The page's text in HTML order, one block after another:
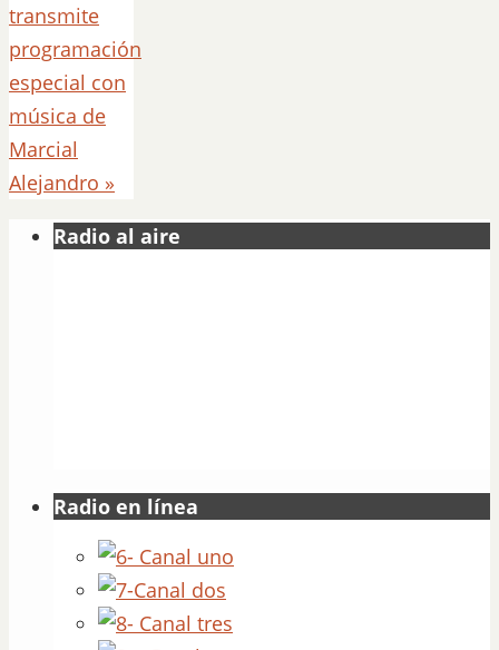
transmite
programación
especial con
música de
Marcial
Alejandro »
Radio al aire
Radio en línea